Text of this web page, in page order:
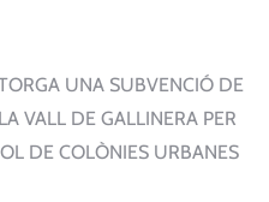
UNA SUBVENCIÓ DE
VALL DE GALLINERA PER
DE COLÒNIES URBANES